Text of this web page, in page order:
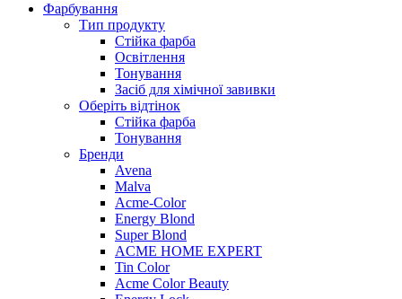
Фарбування
Тип продукту
Стійка фарба
Освітлення
Тонування
Засіб для хімічної завивки
Оберіть відтінок
Стійка фарба
Тонування
Бренди
Avena
Malva
Acme-Color
Energy Blond
Super Blond
ACME HOME EXPERT
Tin Color
Acme Color Beauty